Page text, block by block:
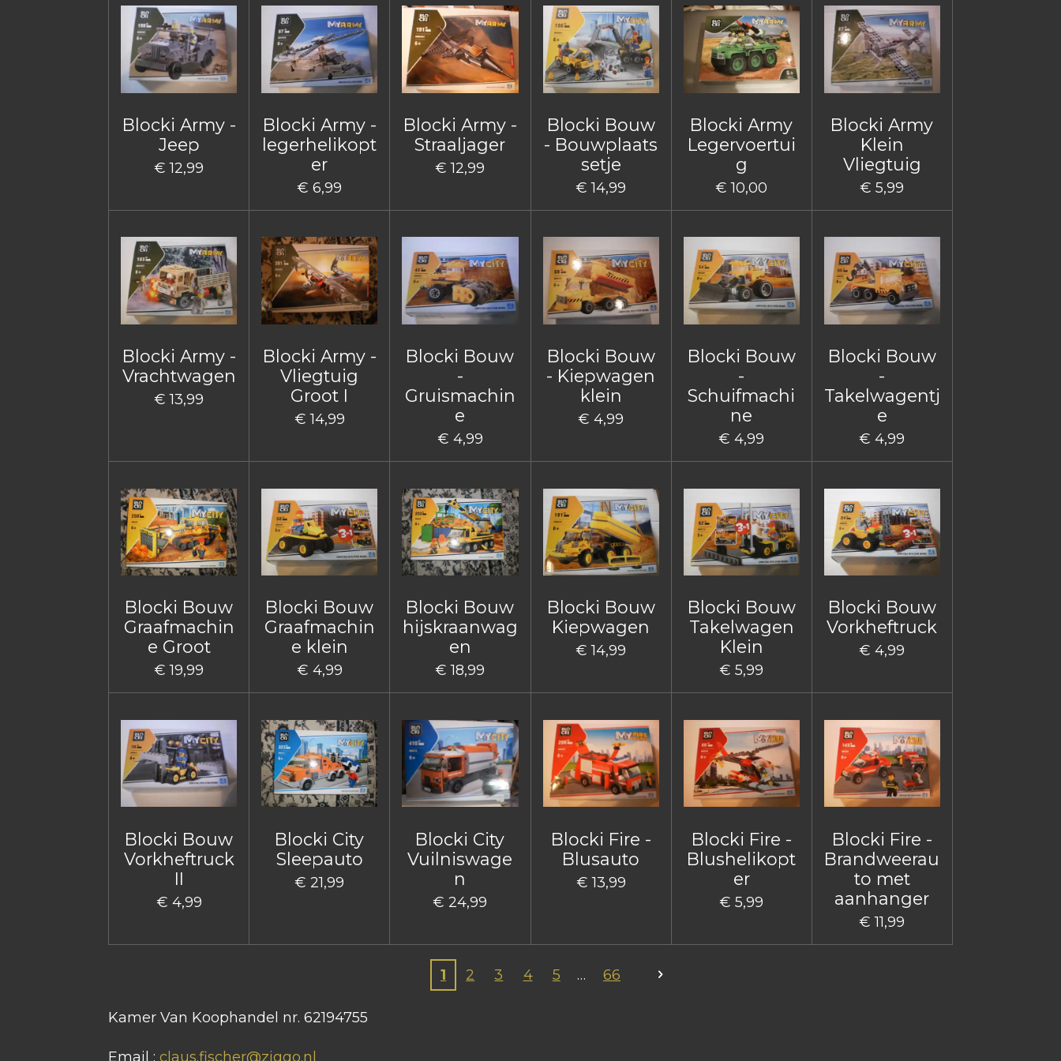
Blocki Army -
Jeep
€ 12,99
Blocki Army -
legerhelikopt
er
€ 6,99
Blocki Army -
Straaljager
€ 12,99
Blocki Bouw
- Bouwplaats
setje
€ 14,99
Blocki Army
Legervoertui
g
€ 10,00
Blocki Army
Klein
Vliegtuig
€ 5,99
Blocki Army -
Vrachtwagen
€ 13,99
Blocki Army -
Vliegtuig
Groot I
€ 14,99
Blocki Bouw
-
Gruismachin
e
€ 4,99
Blocki Bouw
- Kiepwagen
klein
€ 4,99
Blocki Bouw
-
Schuifmachi
ne
€ 4,99
Blocki Bouw
-
Takelwagentj
e
€ 4,99
Blocki Bouw
Graafmachin
e Groot
€ 19,99
Blocki Bouw
Graafmachin
e klein
€ 4,99
Blocki Bouw
hijskraanwag
en
€ 18,99
Blocki Bouw
Kiepwagen
€ 14,99
Blocki Bouw
Takelwagen
Klein
€ 5,99
Blocki Bouw
Vorkheftruck
€ 4,99
Blocki Bouw
Vorkheftruck
II
€ 4,99
Blocki City
Sleepauto
€ 21,99
Blocki City
Vuilniswage
n
€ 24,99
Blocki Fire -
Blusauto
€ 13,99
Blocki Fire -
Blushelikopt
er
€ 5,99
Blocki Fire -
Brandweerau
to met
aanhanger
€ 11,99
1 2 3 4 5 66
Kamer Van Koophandel nr. 62194755
Email : claus.fischer@ziggo.nl